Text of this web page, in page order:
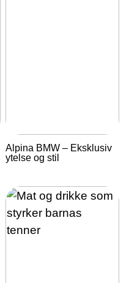
Alpina BMW – Eksklusiv
ytelse og stil